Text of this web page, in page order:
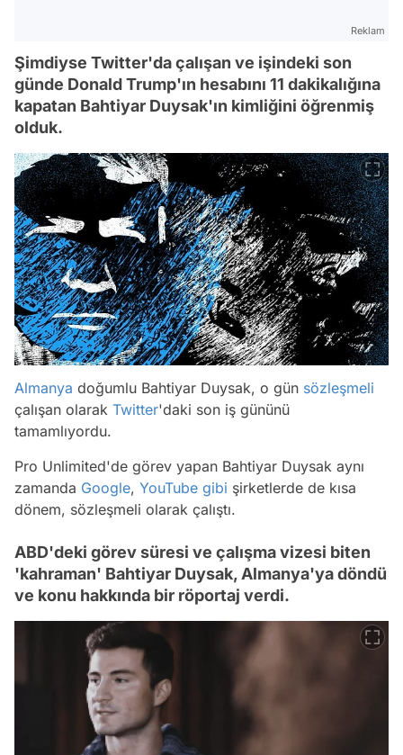
Reklam
Şimdiyse Twitter'da çalışan ve işindeki son
günde Donald Trump'ın hesabını 11 dakikalığına
kapatan Bahtiyar Duysak'ın kimliğini öğrenmiş
olduk.
Almanya doğumlu Bahtiyar Duysak, o gün sözleşmeli
çalışan olarak Twitter'daki son iş gününü
tamamlıyordu.
Pro Unlimited'de görev yapan Bahtiyar Duysak aynı
zamanda Google, YouTube gibi şirketlerde de kısa
dönem, sözleşmeli olarak çalıştı.
ABD'deki görev süresi ve çalışma vizesi biten
'kahraman' Bahtiyar Duysak, Almanya'ya döndü
ve konu hakkında bir röportaj verdi.